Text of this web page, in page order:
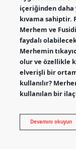
içeriğinden daha
kıvama sahiptir.
Merhem ve
faydalı
Merhemin
olur ve özellikle
elverişli bir
kullanılır?
kullanılan bir
Devamını okuyun